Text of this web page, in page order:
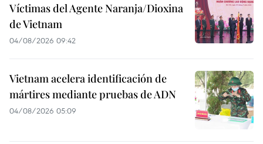
Víctimas del Agente Naranja/Dioxina
de Vietnam
04/08/2026 09:42
Vietnam acelera identificación de
mártires mediante pruebas de ADN
04/08/2026 05:09